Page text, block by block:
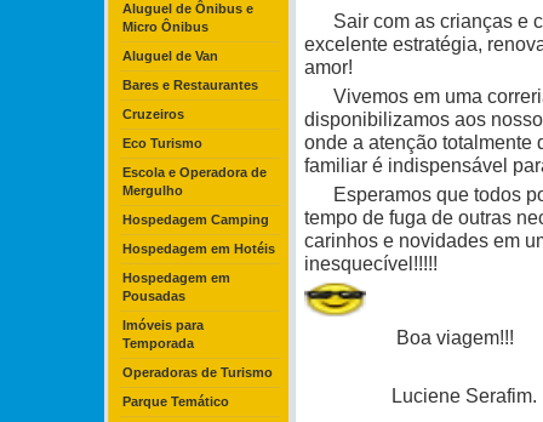
Aluguel de Ônibus e
Micro Ônibus
Aluguel de Van
Bares e Restaurantes
Cruzeiros
Eco Turismo
Escola e Operadora de
Mergulho
Hospedagem Camping
Hospedagem em Hotéis
Hospedagem em
Pousadas
Imóveis para
Temporada
Operadoras de Turismo
Parque Temático
Sair com as crianças e
excelente estratégia,
amor!
Vivemos em uma
disponibilizamos aos
onde a atenção totalmente
familiar é indispensável
Esperamos que todos
tempo de fuga de outras
carinhos e novidades em
inesquecível!!!!!
Boa viagem!!!
Luciene Serafim.